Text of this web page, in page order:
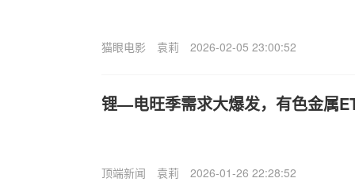
猫眼电影 袁莉 2026-02-05 23:00:52
锂—电旺季需求大爆发，有色金属
顶端新闻 袁莉 2026-01-26 22:28:52